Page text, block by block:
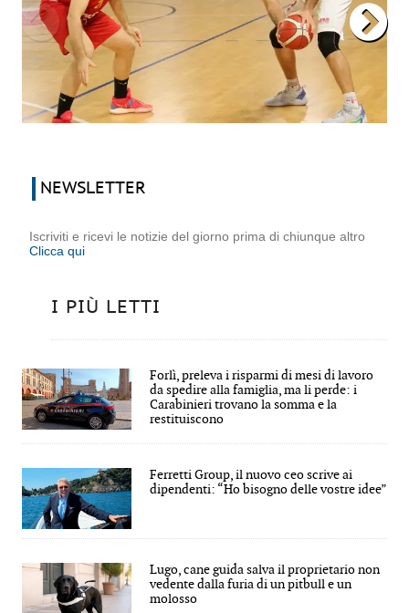
NEWSLETTER
Iscriviti e ricevi le notizie del giorno prima di chiunque altro
Clicca qui
I PIÙ LETTI
Forlì, preleva i risparmi di mesi di lavoro
da spedire alla famiglia, ma li perde: i
Carabinieri trovano la somma e la
restituiscono
Ferretti Group, il nuovo ceo scrive ai
dipendenti: “Ho bisogno delle vostre idee”
Lugo, cane guida salva il proprietario non
vedente dalla furia di un pitbull e un
molosso